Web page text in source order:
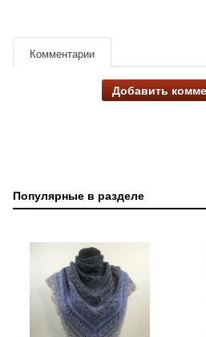
Комментарии
Добавить
Популярные в разделе